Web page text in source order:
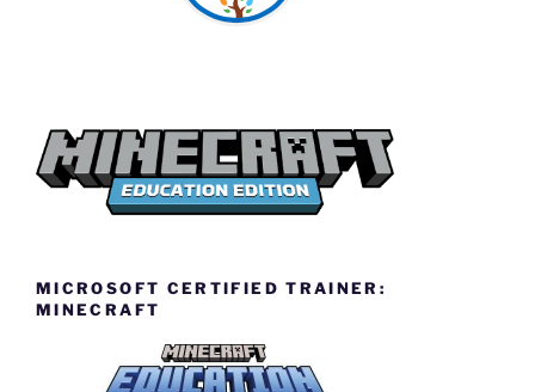
MICROSOFT CERTIFIED TRAINER:
MINECRAFT